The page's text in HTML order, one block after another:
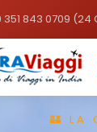
351 843 0709 (24
🏰 LA